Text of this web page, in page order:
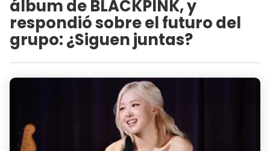
álbum de BLACKPINK, y
respondió sobre el futuro del
grupo: ¿Siguen juntas?